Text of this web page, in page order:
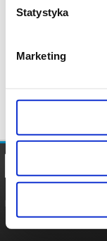
Statystyka
Marketing